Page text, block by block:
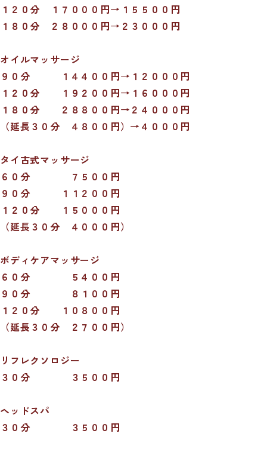
１２０分 １７０００円→１５５００円
１８０分 ２８０００円→２３０００円
オイルマッサージ
９０分 １４４００円→ １２０００円
１２０分 １９２００円→ １６０００円
１８０分 ２８８００円→２４０００円
（延長３０分 ４８００円）→４０００円
タイ古式マッサージ
６０分 ７５００円
９０分 １１２００円
１２０分 １５０００円
（延長３０分 ４０００円）
ボディケアマッサージ
６０分 ５４００円
９０分 ８１００円
１２０分 １０８００円
（延長３０分 ２７００円）
リフレクソロジー
３０分 ３５００円
ヘッドスパ
３０分 ３５００円